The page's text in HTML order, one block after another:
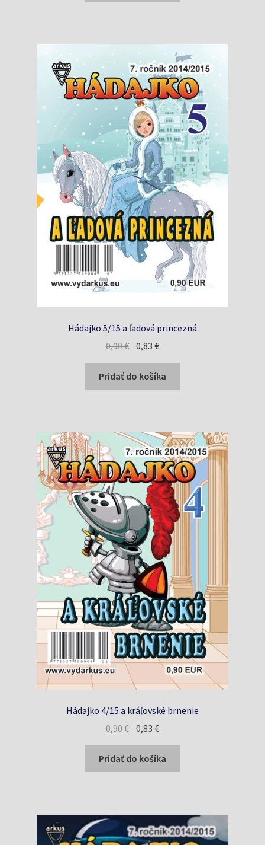
Hádajko 5/15 a ľadová princezná
0,90€ Pôvodná
cena
bola:
0,90 €.
0,83€Aktuálna
cena
je:
0,83 €.
Pridať do košíka
Hádajko 4/15 a kráľovské brnenie
0,90€ Pôvodná
cena
bola:
0,90 €.
0,83€Aktuálna
cena
je:
0,83 €.
Pridať do košíka